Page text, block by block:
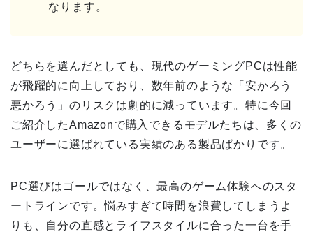
なります。
どちらを選んだとしても、現代のゲーミングPCは性能
が飛躍的に向上しており、数年前のような「安かろう
悪かろう」のリスクは劇的に減っています。特に今回
ご紹介したAmazonで購入できるモデルたちは、多くの
ユーザーに選ばれている実績のある製品ばかりです。
PC選びはゴールではなく、最高のゲーム体験へのスタ
ートラインです。悩みすぎて時間を浪費してしまうよ
りも、自分の直感とライフスタイルに合った一台を手